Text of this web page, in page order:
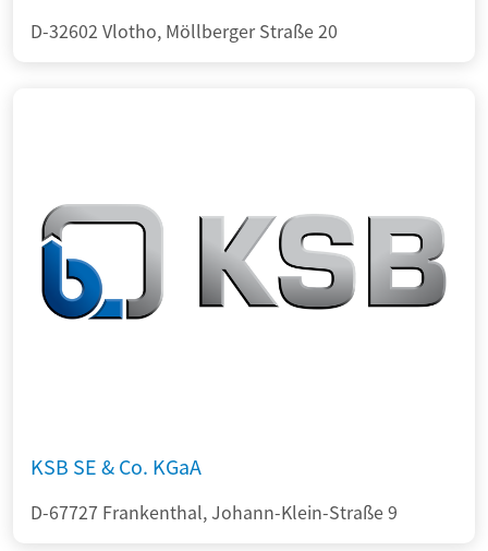
D-32602 Vlotho, Möllberger Straße 20
KSB SE & Co. KGaA
D-67727 Frankenthal, Johann-Klein-Straße 9